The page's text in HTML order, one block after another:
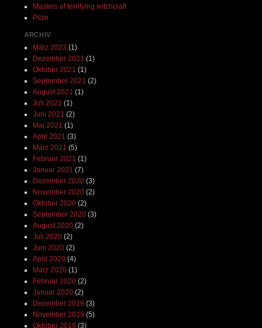
Masters of terrifying witchcraft
Pilze
ARCHIV
März 2023 (1)
Dezember 2021 (1)
Oktober 2021 (1)
September 2021 (2)
August 2021 (1)
Juli 2021 (1)
Juni 2021 (2)
Mai 2021 (1)
April 2021 (3)
März 2021 (5)
Februar 2021 (1)
Januar 2021 (7)
Dezember 2020(3)
November 2020(2)
Oktober 2020(2)
September 2020(3)
August 2020(2)
Juli 2020(2)
Juni 2020(2)
April 2020(4)
März 2020(1)
Februar 2020(2)
Januar 2020(2)
Dezember 2019 (3)
November 2019 (5)
Oktober 2019 (3)